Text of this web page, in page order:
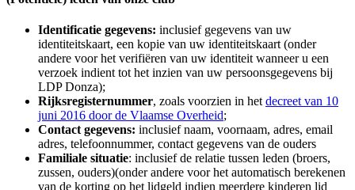
Identificatie gegevens: inclusief gegevens van uw
identiteitskaart, een kopie van uw identiteitskaart (onder
andere voor het verifiëren van uw identiteit wanneer u een
verzoek indient tot het inzien van uw persoonsgegevens bij
LDP Donza);
Rijksregisternummer, zoals voorzien in het decreet van 10
juni 2016 door de Vlaamse Overheid;
Contact gegevens: inclusief naam, voornaam, adres, email
adres, telefoonnummer, contact gegevens van de ouders
Familiale situatie: inclusief de relatie tussen leden (broers,
zussen, ouders)(onder andere voor het automatisch berekenen
van de korting op het lidgeld indien meerdere kinderen lid